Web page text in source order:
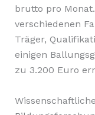
brutto pro
verschiedenen
Träger,
einigen
zu 3.200 Euro